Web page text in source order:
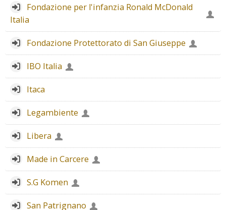
Fondazione per l'infanzia Ronald McDonald
Italia
Fondazione Protettorato di San Giuseppe
IBO Italia
Itaca
Legambiente
Libera
Made in Carcere
S.G Komen
San Patrignano